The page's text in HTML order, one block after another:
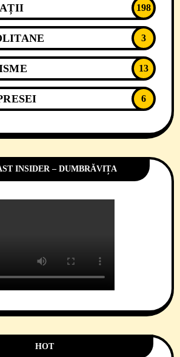
198
3
13
6
INSIDER – DUMBRĂVIȚA
HOT